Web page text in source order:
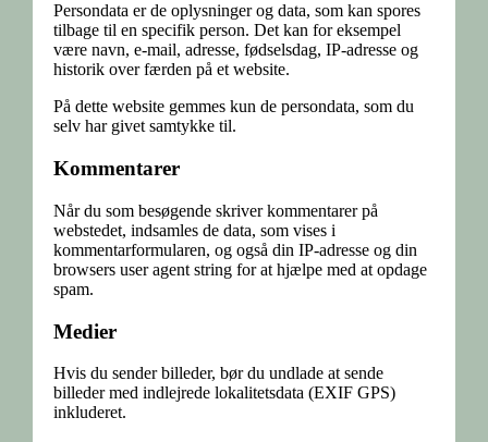
Persondata er de oplysninger og data, som kan spores
tilbage til en specifik person. Det kan for eksempel
være navn, e-mail, adresse, fødselsdag, IP-adresse og
historik over færden på et website.
På dette website gemmes kun de persondata, som du
selv har givet samtykke til.
Kommentarer
Når du som besøgende skriver kommentarer på
webstedet, indsamles de data, som vises i
kommentarformularen, og også din IP-adresse og din
browsers user agent string for at hjælpe med at opdage
spam.
Medier
Hvis du sender billeder, bør du undlade at sende
billeder med indlejrede lokalitetsdata (EXIF GPS)
inkluderet.